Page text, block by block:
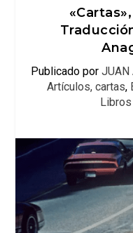
Publicado por JUAN
Artículos, cartas,
Libros